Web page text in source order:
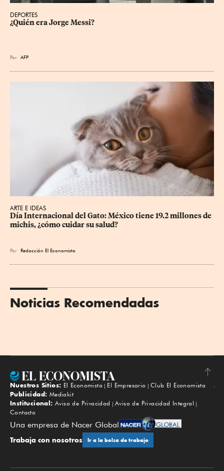
DEPORTES
¿Quién era Jorge Messi?
Por AFP
ARTE E IDEAS
Día Internacional del Gato: México tiene 19.2 millones de
michis, ¿cómo cuidar su salud?
Por Redacción El Economista
Noticias Recomendadas
Subir
Nuestros Sitios: El Economista El Empresario
Club El Economista
Publicidad: Mediakit
Institucional: Aviso de Privacidad
Aviso de Privacidad Integral
Contacto
Una empresa de Nacer Global
Trabaja con nosotros Ir a la bolsa de trabajo